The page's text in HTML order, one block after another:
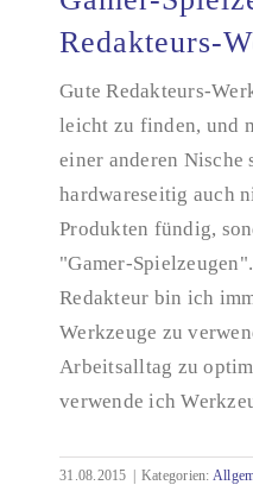
Gamer-Spielzeug?
Redakteurs-
Gute Redakteurs-
leicht zu finden, und
einer anderen Nische
hardwareseitig auch
Produkten fündig,
"Gamer-
Redakteur bin ich
Werkzeuge zu
Arbeitsalltag zu
verwende ich
31.08.2015 Kategorien: